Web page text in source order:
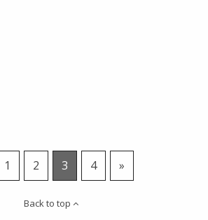
1 2 3 4 »
Back to top